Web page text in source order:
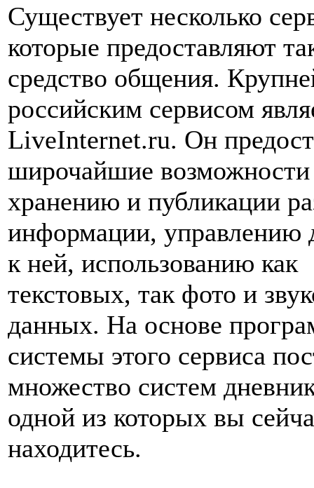
Существует несколько
которые предоставляют
средство общения.
российским сервисом
LiveInternet.ru. Он
широчайшие
хранению и публикации
информации, управлению
к ней, использованию как
текстовых, так фото и
данных. На основе
системы этого сервиса
множество систем
одной из которых вы
находитесь.